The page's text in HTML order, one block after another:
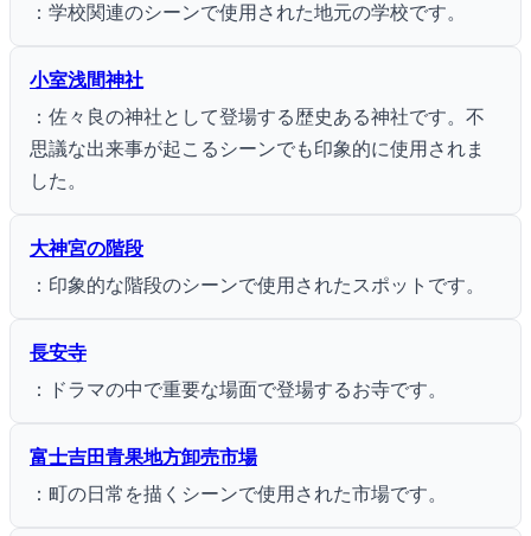
：学校関連のシーンで使用された地元の学校です。
小室浅間神社
：佐々良の神社として登場する歴史ある神社です。不
思議な出来事が起こるシーンでも印象的に使用されま
した。
大神宮の階段
：印象的な階段のシーンで使用されたスポットです。
長安寺
：ドラマの中で重要な場面で登場するお寺です。
富士吉田青果地方卸売市場
：町の日常を描くシーンで使用された市場です。